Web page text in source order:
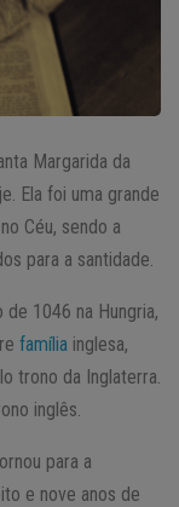
Margarida da
Ela foi uma grande
Céu, sendo a
para a santidade.
1046 na Hungria,
família inglesa,
trono da Inglaterra.
inglês.
para a
e nove anos de